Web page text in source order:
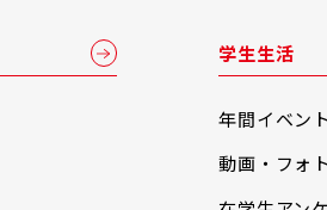
学生生活
年間イベント
動画・フォ